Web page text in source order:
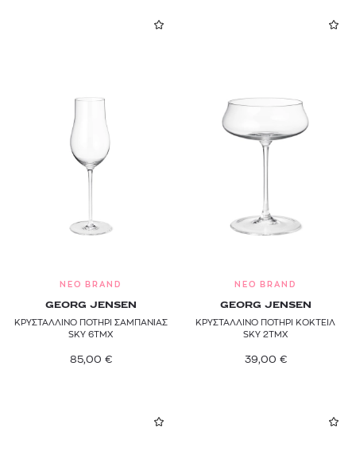
NEO BRAND
GEORG JENSEN
ΚΡΥΣΤΑΛΛΙΝΟ ΠΟΤΗΡΙ ΣΑΜΠΑΝΙΑΣ
SKY 6ΤΜΧ
85,00 €
NEO BRAND
GEORG JENSEN
ΚΡΥΣΤΑΛΛΙΝΟ ΠΟΤΗΡΙ ΚΟΚΤΕΙΛ
SKY 2ΤΜΧ
39,00 €